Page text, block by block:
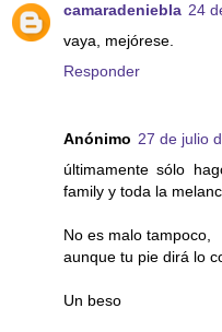
camaradeniebla 24
vaya, mejórese.
Responder
Anónimo 27 de julio
últimamente sólo
family y toda la
No es malo tampoco,
aunque tu pie dirá lo
Un beso